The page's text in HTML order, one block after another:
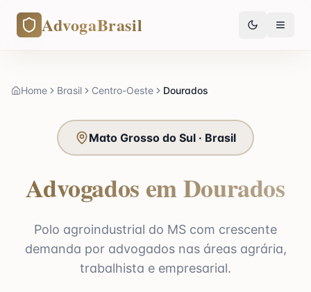
AdvogaBrasil
Home Brasil Centro-Oeste Dourados
Mato Grosso do Sul · Brasil
Advogados em Dourados
Polo agroindustrial do MS com crescente
demanda por advogados nas áreas agrária,
trabalhista e empresarial.